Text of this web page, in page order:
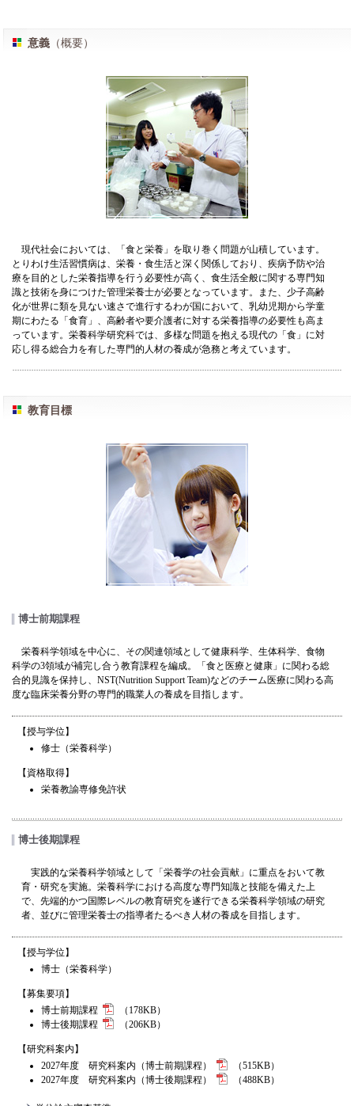
意義 （概要）
現代社会においては、「食と栄養」を取り巻く問題が山積しています。
とりわけ生活習慣病は、栄養・食生活と深く関係しており、疾病予防や治
療を目的とした栄養指導を行う必要性が高く、食生活全般に関する専門知
識と技術を身につけた管理栄養士が必要となっています。また、少子高齢
化が世界に類を見ない速さで進行するわが国において、乳幼児期から学童
期にわたる「食育」、高齢者や要介護者に対する栄養指導の必要性も高ま
っています。栄養科学研究科では、多様な問題を抱える現代の「食」に対
応し得る総合力を有した専門的人材の養成が急務と考えています。
教育目標
博士前期課程
栄養科学領域を中心に、その関連領域として健康科学、生体科学、食物
科学の3領域が補完し合う教育課程を編成。「食と医療と健康」に関わる総
合的見識を保持し、NST(Nutrition Support Team)などのチーム医療に関わる高
度な臨床栄養分野の専門的職業人の養成を目指します。
【授与学位】
修士（栄養科学）
【資格取得】
栄養教諭専修免許状
博士後期課程
実践的な栄養科学領域として「栄養学の社会貢献」に重点をおいて教
育・研究を実施。栄養科学における高度な専門知識と技能を備えた上
で、先端的かつ国際レベルの教育研究を遂行できる栄養科学領域の研究
者、並びに管理栄養士の指導者たるべき人材の養成を目指します。
【授与学位】
博士（栄養科学）
【募集要項】
博士前期課程
（178KB）
博士後期課程
（206KB）
【研究科案内】
2027年度 研究科案内（博士前期課程）
（515KB）
2027年度 研究科案内（博士後期課程）
（488KB）